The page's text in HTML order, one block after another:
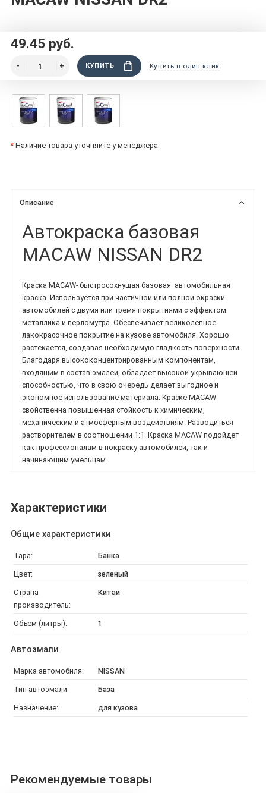
49.45 руб.
КУПИТЬ Купить в один клик
* Наличие товара уточняйте у менеджера
Описание
Автокраска базовая
MACAW NISSAN DR2
Краска MACAW-быстросохнущая базовая автомобильная
краска. Используется при частичной или полной окраски
автомобилей с двумя или тремя покрытиями с эффектом
металлика и перломутра. Обеспечивает великолепное
лакокрасочное покрытие на кузове автомобиля. Хорошо
растекается, создавая необходимую гладкость поверхности.
Благодаря высококонцентрированным компонентам,
входящим в состав эмалей, обладает высокой укрывающей
способностью, что в свою очередь делает выгодное и
экономное использование материала. Краске MACAW
свойственна повышенная стойкость к химическим,
механическим и атмосферным воздействиям. Разводиться
растворителем в соотношении 1:1. Краска MACAW подойдет
как профессионалам в покраску автомобилей, так и
начинающим умельцам.
Характеристики
Общие характеристики
Тара: Банка
Цвет: зеленый
Страна
производитель:
Китай
Объем (литры): 1
Автоэмали
Марка автомобиля: NISSAN
Тип автоэмали: База
Назначение: для кузова
Рекомендуемые товары